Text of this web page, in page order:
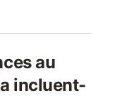
au
incluent-